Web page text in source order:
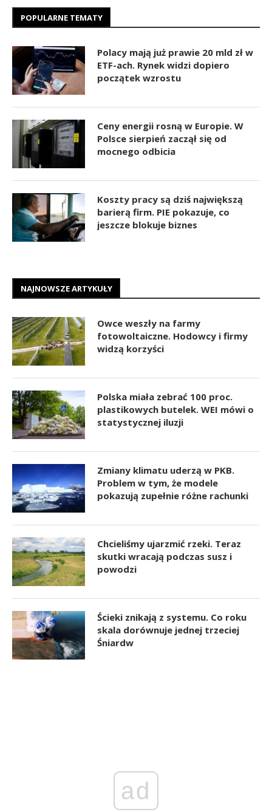
POPULARNE TEMATY
Polacy mają już prawie 20 mld zł w
ETF-ach. Rynek widzi dopiero
początek wzrostu
Ceny energii rosną w Europie. W
Polsce sierpień zaczął się od
mocnego odbicia
Koszty pracy są dziś największą
barierą firm. PIE pokazuje, co
jeszcze blokuje biznes
NAJNOWSZE ARTYKUŁY
Owce weszły na farmy
fotowoltaiczne. Hodowcy i firmy
widzą korzyści
Polska miała zebrać 100 proc.
plastikowych butelek. WEI mówi o
statystycznej iluzji
Zmiany klimatu uderzą w PKB.
Problem w tym, że modele
pokazują zupełnie różne rachunki
Chcieliśmy ujarzmić rzeki. Teraz
skutki wracają podczas susz i
powodzi
Ścieki znikają z systemu. Co roku
skala dorównuje jednej trzeciej
Śniardw
ad